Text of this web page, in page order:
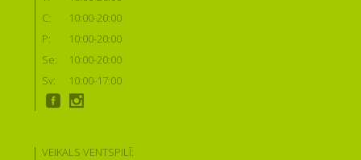
C:
10:00-20:00
P:
10:00-20:00
Se:
10:00-20:00
Sv:
10:00-17:00
VEIKALS VENTSPILĪ: